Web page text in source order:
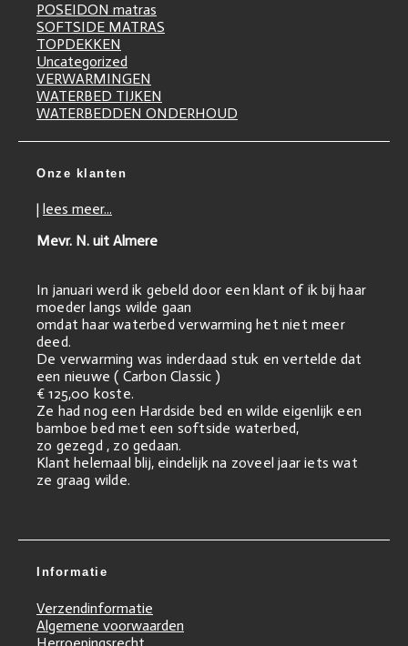
POSEIDON matras
SOFTSIDE MATRAS
TOPDEKKEN
Uncategorized
VERWARMINGEN
WATERBED TIJKEN
WATERBEDDEN ONDERHOUD
Onze klanten
| lees meer...
Mevr. N. uit Almere
In januari werd ik gebeld door een klant of ik bij haar
moeder langs wilde gaan
omdat haar waterbed verwarming het niet meer
deed.
De verwarming was inderdaad stuk en vertelde dat
een nieuwe ( Carbon Classic )
€ 125,00 koste.
Ze had nog een Hardside bed en wilde eigenlijk een
bamboe bed met een softside waterbed,
zo gezegd , zo gedaan.
Klant helemaal blij, eindelijk na zoveel jaar iets wat
ze graag wilde.
Informatie
Verzendinformatie
Algemene voorwaarden
Herroepingsrecht